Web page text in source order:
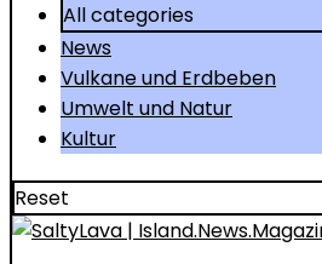
All categories
News
Vulkane und Erdbeben
Umwelt und Natur
Kultur
Reset